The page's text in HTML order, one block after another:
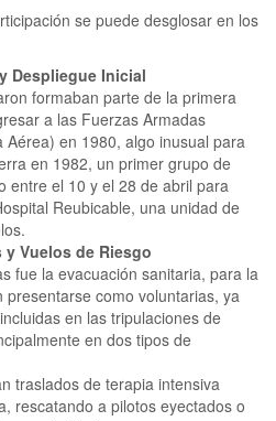
se puede desglosar en los
Despliegue Inicial
formaban parte de la primera
a las Fuerzas Armadas
en 1980, algo inusual para
en 1982, un primer grupo de
entre el 10 y el 28 de abril para
Reubicable, una unidad de
Vuelos de Riesgo
fue la evacuación sanitaria, para la
como voluntarias, ya
en las tripulaciones de
en dos tipos de
traslados de terapia intensiva
rescatando a pilotos eyectados o